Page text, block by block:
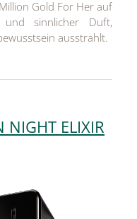
Gold For Her auf
sinnlicher Duft,
ausstrahlt.
ELIXIR